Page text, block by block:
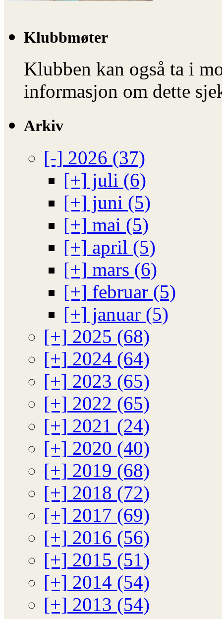
Klubbmøter
Klubben kan også ta i
informasjon om dette
Arkiv
[-] 2026 (37)
[+] juli (6)
[+] juni (5)
[+] mai (5)
[+] april (5)
[+] mars (6)
[+] februar (5)
[+] januar (5)
[+] 2025 (68)
[+] 2024 (64)
[+] 2023 (65)
[+] 2022 (65)
[+] 2021 (24)
[+] 2020 (40)
[+] 2019 (68)
[+] 2018 (72)
[+] 2017 (69)
[+] 2016 (56)
[+] 2015 (51)
[+] 2014 (54)
[+] 2013 (54)